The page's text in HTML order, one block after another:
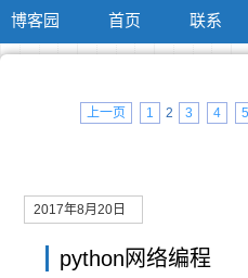
博客园 首页 联系
上一页 1 2 3 4 5
2017年8月20日
python网络编程